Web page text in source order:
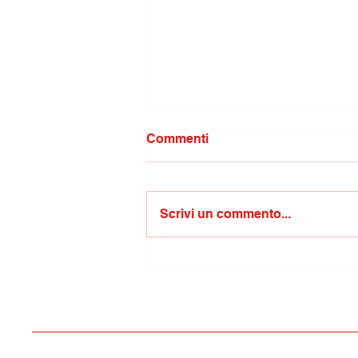
sperimentazione nazionale
Commenti
Scrivi un commento...